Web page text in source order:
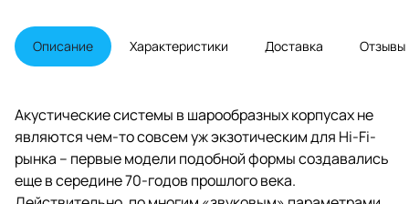
фирменными динамиками –
низкочастотным с бумажным
диффузором диаметром 100 мм,
Описание Характеристики Доставка Отзывы
Акустические системы в шарообразных корпусах не
являются чем-то совсем уж экзотическим для Hi-Fi-
рынка – первые модели подобной формы создавались
еще в середине 70-годов прошлого века.